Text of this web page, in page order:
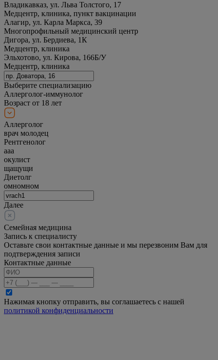
Владикавказ, ул. Льва Толстого, 17
Медцентр, клиника, пункт вакцинации
Алагир, ул. Карла Маркса, 39
Многопрофильный медицинский центр
Дигора, ул. Бердиева, 1К
Медцентр, клиника
Эльхотово, ул. Кирова, 166Б/У
Медцентр, клиника
Выберите специализацию
Аллерголог-иммунолог
Возраст от 18 лет
Аллерголог
врач молодец
Рентгенолог
ааа
окулист
щащущи
Диетолг
омномном
Далее
Семейная медицина
Запись к специалисту
Оставьте свои контактные данные и мы перезвоним Вам для
подтверждения записи
Контактные данные
Нажимая кнопку отправить, вы соглашаетесь с нашей
политикой конфиденциальности